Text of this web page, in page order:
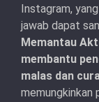
Instagram,
jawab dapat
Memantau
membantu
malas dan
memungkinkan